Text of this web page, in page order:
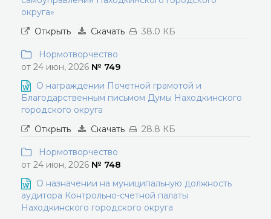
округа»
Открыть
Скачать 38.0 КБ
Нормотворчество
от 24 июн, 2026 № 749
О награждении Почетной грамотой и
Благодарственным письмом Думы Находкинского
городского округа
Открыть
Скачать 28.8 КБ
Нормотворчество
от 24 июн, 2026 № 748
О назначении на муниципальную должность
аудитора Контрольно-счетной палаты
Находкинского городского округа